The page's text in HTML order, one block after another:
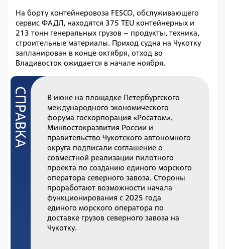
На борту контейнеровоза FESCO, обслуживающего
сервис ФАДЛ, находятся 375 TEU контейнерных и
213 тонн генеральных грузов – продукты, техника,
строительные материалы. Приход судна на Чукотку
запланирован в конце октября, отход во
Владивосток ожидается в начале ноября.
В июне на площадке Петербургского
международного экономического
форума госкорпорация «Росатом»,
Минвостокразвития России и
правительство Чукотского автономного
округа подписали соглашение о
совместной реализации пилотного
проекта по созданию единого морского
оператора северного завоза. Стороны
проработают возможности начала
функционирования с 2025 года
единого морского оператора по
доставке грузов северного завоза на
Чукотку.